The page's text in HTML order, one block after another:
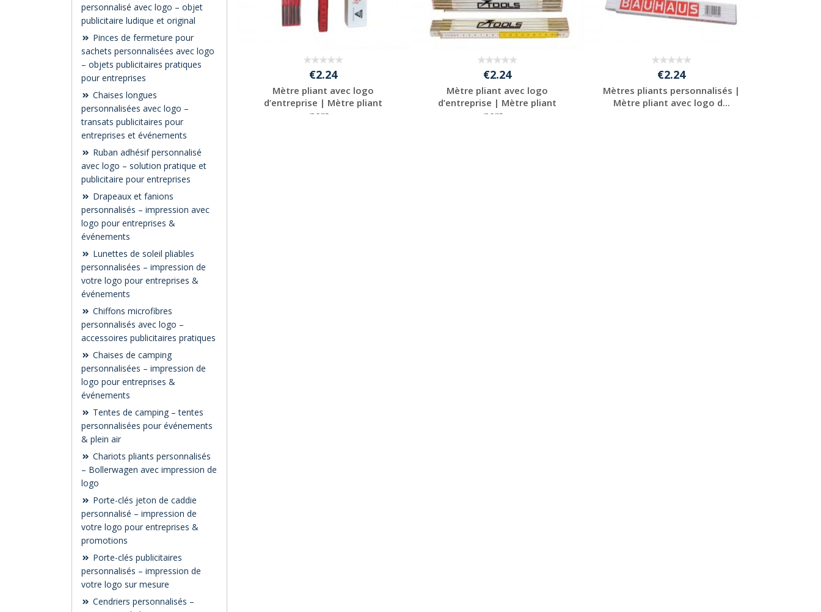
personnalisé avec logo – objet
publicitaire ludique et original
Pinces de fermeture pour
sachets personnalisées avec logo
– objets publicitaires pratiques
pour entreprises
Chaises longues
personnalisées avec logo –
transats publicitaires pour
entreprises et événements
Ruban adhésif personnalisé
avec logo – solution pratique et
publicitaire pour entreprises
Drapeaux et fanions
personnalisés – impression avec
logo pour entreprises &
événements
Lunettes de soleil pliables
personnalisées – impression de
votre logo pour entreprises &
événements
Chiffons microfibres
personnalisés avec logo –
accessoires publicitaires pratiques
Chaises de camping
personnalisées – impression de
logo pour entreprises &
événements
Tentes de camping – tentes
personnalisées pour événements
& plein air
Chariots pliants personnalisés
– Bollerwagen avec impression de
logo
Porte-clés jeton de caddie
personnalisé – impression de
votre logo pour entreprises &
promotions
Porte-clés publicitaires
personnalisés – impression de
votre logo sur mesure
Cendriers personnalisés –
€2.24
Mètre pliant avec logo
d’entreprise | Mètre pliant
pers...
€2.24
Mètre pliant avec logo
d’entreprise | Mètre pliant
pers...
€2.24
Mètres pliants personnalisés |
Mètre pliant avec logo d...